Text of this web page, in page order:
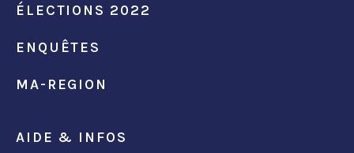
ÉLECTIONS 2022
ENQUÊTES
MA-REGION
AIDE & INFOS